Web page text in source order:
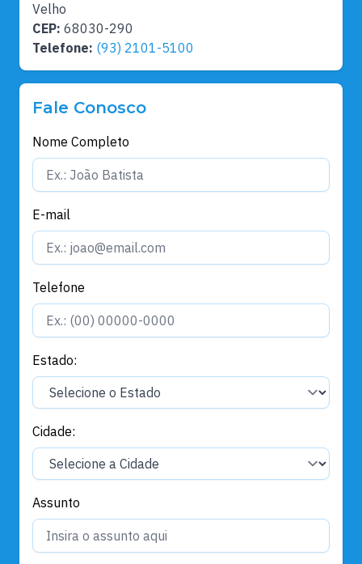
Velho
CEP: 68030-290
Telefone: (93) 2101-5100
Fale Conosco
Nome Completo
E-mail
Telefone
Estado:
Cidade:
Assunto